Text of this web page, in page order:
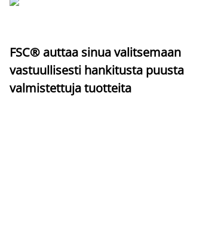
FSC® auttaa sinua valitsemaan
vastuullisesti hankitusta puusta
valmistettuja tuotteita